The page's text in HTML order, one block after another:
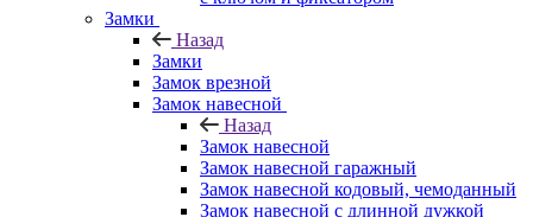
Замки
Назад
Замки
Замок врезной
Замок навесной
Назад
Замок навесной
Замок навесной гаражный
Замок навесной кодовый, чемоданный
Замок навесной с длинной дужкой